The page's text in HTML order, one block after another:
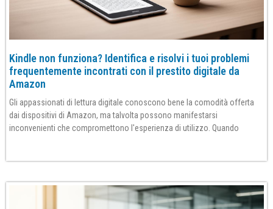
Kindle non funziona? Identifica e risolvi i tuoi problemi
frequentemente incontrati con il prestito digitale da
Amazon
Gli appassionati di lettura digitale conoscono bene la comodità offerta
dai dispositivi di Amazon, ma talvolta possono manifestarsi
inconvenienti che compromettono l'esperienza di utilizzo. Quando